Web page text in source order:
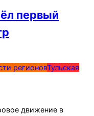
первый
регионовТульская
движение в